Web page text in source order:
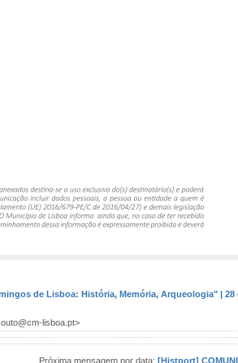
de Lisboa: História, Memória, Arqueologia" | 28
lisboa.pt>
Próxima mensagem por data: [Histport]